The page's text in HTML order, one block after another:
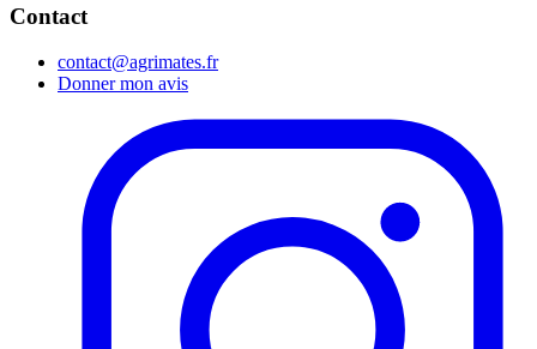
Contact
contact@agrimates.fr
Donner mon avis